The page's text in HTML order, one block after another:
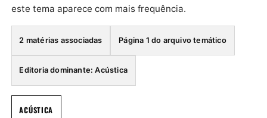
este tema aparece com mais frequência.
2 matérias associadas Página 1 do arquivo temático
Editoria dominante: Acústica
ACÚSTICA